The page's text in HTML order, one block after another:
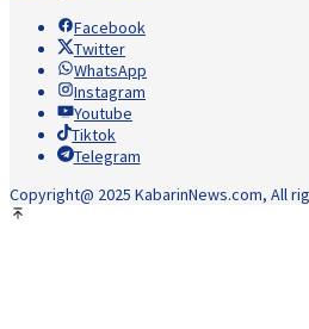
Facebook
Twitter
WhatsApp
Instagram
Youtube
Tiktok
Telegram
Copyright@ 2025 KabarinNews.com, All